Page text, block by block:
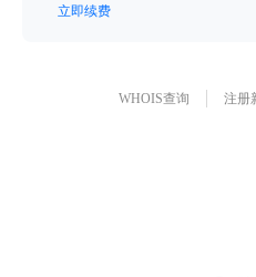
立即续费
WHOIS查询 注册